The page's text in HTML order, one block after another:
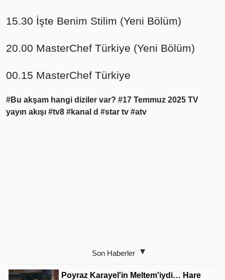
15.30 İşte Benim Stilim (Yeni Bölüm)
20.00 MasterChef Türkiye (Yeni Bölüm)
00.15 MasterChef Türkiye
#Bu akşam hangi diziler var? #17 Temmuz 2025 TV
yayın akışı #tv8 #kanal d #star tv #atv
Son Haberler
Poyraz Karayel'in Meltem'iydi… Hare